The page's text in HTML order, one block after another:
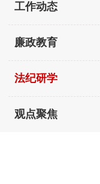
工作动态
廉政教育
法纪研学
观点聚焦